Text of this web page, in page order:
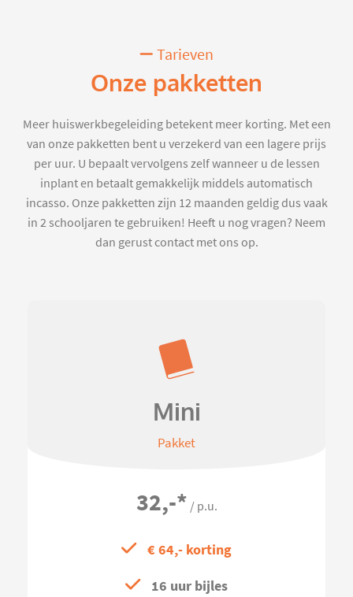
Tarieven
Onze pakketten
Meer huiswerkbegeleiding betekent meer korting. Met een
van onze pakketten bent u verzekerd van een lagere prijs
per uur. U bepaalt vervolgens zelf wanneer u de lessen
inplant en betaalt gemakkelijk middels automatisch
incasso. Onze pakketten zijn 12 maanden geldig dus vaak
in 2 schooljaren te gebruiken! Heeft u nog vragen? Neem
dan gerust contact met ons op.
Mini
Pakket
32,-* / p.u.
€ 64,- korting
16 uur bijles